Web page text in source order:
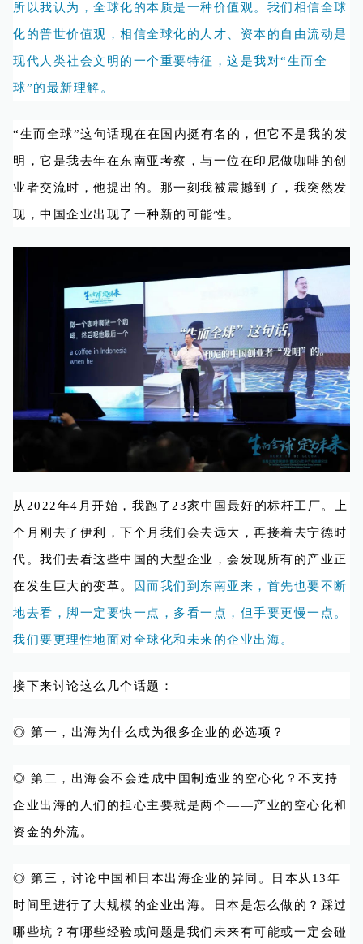
所以我认为，全球化的本质是一种价值观。我们相信全球
化的普世价值观，相信全球化的人才、资本的自由流动是
现代人类社会文明的一个重要特征，这是我对“生而全
球”的最新理解。
“生而全球”这句话现在在国内挺有名的，但它不是我的发
明，它是我去年在东南亚考察，与一位在印尼做咖啡的创
业者交流时，他提出的。那一刻我被震撼到了，我突然发
现，中国企业出现了一种新的可能性。
从2022年4月开始，我跑了23家中国最好的标杆工厂。上
个月刚去了伊利，下个月我们会去远大，再接着去宁德时
代。我们去看这些中国的大型企业，会发现所有的产业正
在发生巨大的变革。 因而我们到东南亚来，首先也要不断
地去看，脚一定要快一点，多看一点，但手要更慢一点。
我们要更理性地面对全球化和未来的企业出海。
接下来讨论这么几个话题：
◎ 第一，出海为什么成为很多企业的必选项？
◎ 第二，出海会不会造成中国制造业的空心化？不支持
企业出海的人们的担心主要就是两个——产业的空心化和
资金的外流。
◎ 第三，讨论中国和日本出海企业的异同。日本从13年
时间里进行了大规模的企业出海。日本是怎么做的？踩过
哪些坑？有哪些经验或问题是我们未来有可能或一定会碰